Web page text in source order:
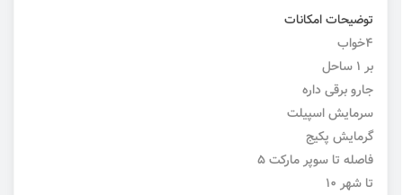
توضیحات امکانات
۴خواب
بر ۱ ساحل
جارو برقی داره
سرمایش اسپیلت
گرمایش پکیج
فاصله تا سوپر مارکت ۵
تا شهر ۱۰